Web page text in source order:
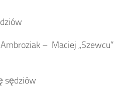
– Maciej „Szewcu”
sędziów